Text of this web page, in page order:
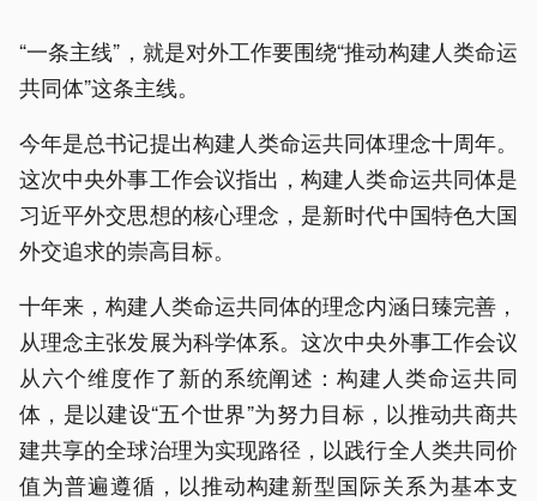
“一条主线”，就是对外工作要围绕“推动构建人类命运
共同体”这条主线。
今年是总书记提出构建人类命运共同体理念十周年。
这次中央外事工作会议指出，构建人类命运共同体是
习近平外交思想的核心理念，是新时代中国特色大国
外交追求的崇高目标。
十年来，构建人类命运共同体的理念内涵日臻完善，
从理念主张发展为科学体系。这次中央外事工作会议
从六个维度作了新的系统阐述：构建人类命运共同
体，是以建设“五个世界”为努力目标，以推动共商共
建共享的全球治理为实现路径，以践行全人类共同价
值为普遍遵循，以推动构建新型国际关系为基本支